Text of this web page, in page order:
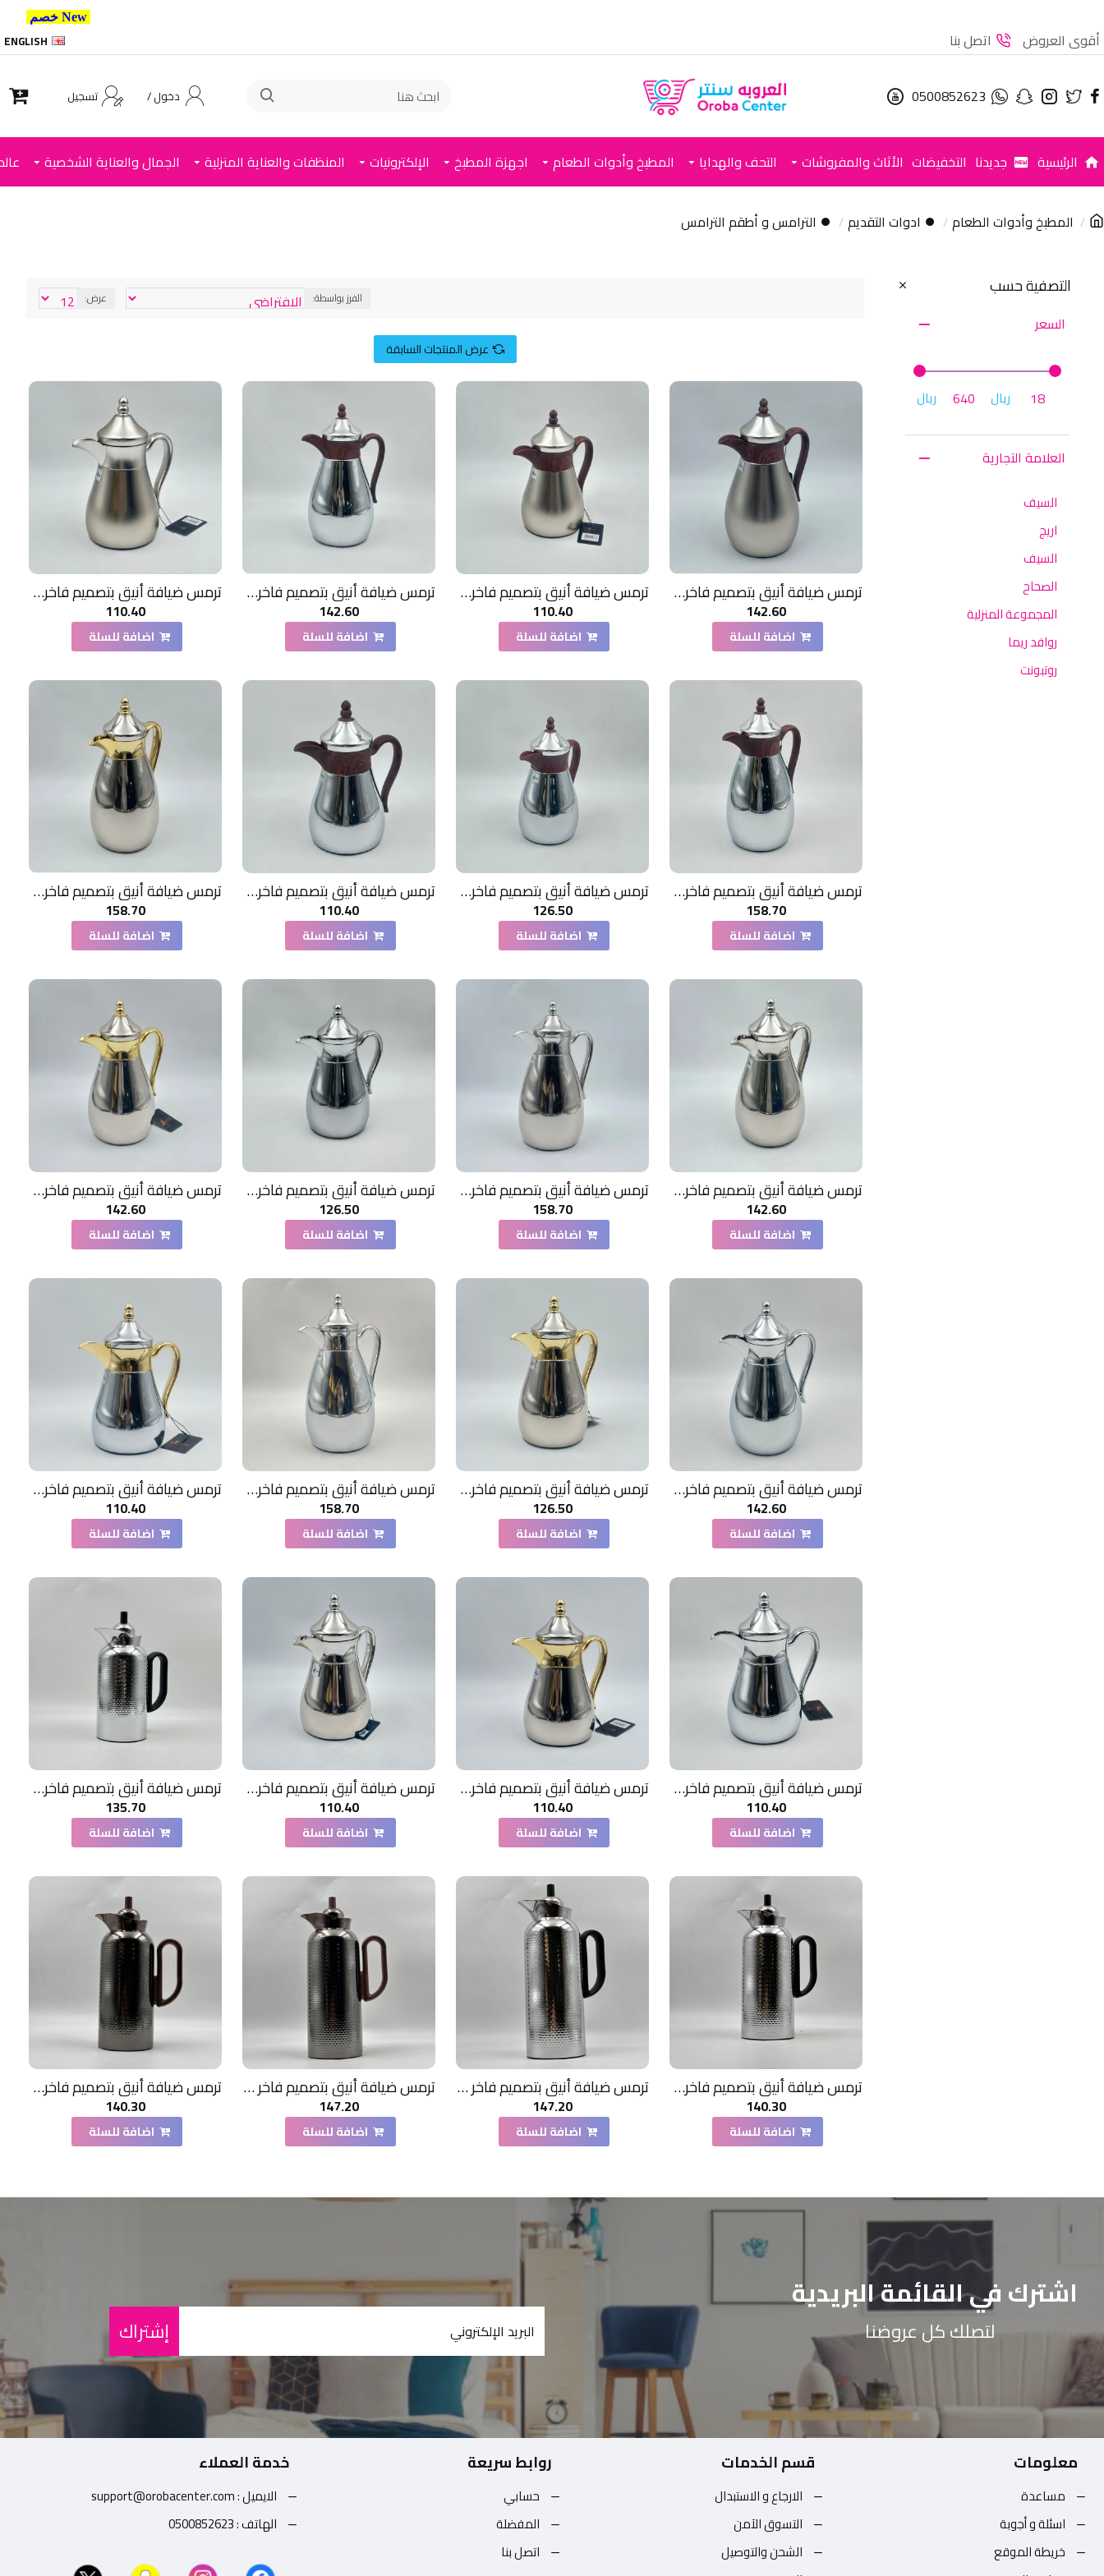
أقوى العروض اتصل بنا ENGLISH
0500852623 دخول / تسجيل
الرئيسية جديدنا التخفيضات الأثاث والمفروشات التحف والهدايا المطبخ وأدوات الطعام اجهزة المطبخ الإلكترونيات المنظفات والعناية المنزلية الجمال والعناية الشخصية
المطبخ وأدوات الطعام ⏺ ادوات التقديم ⏺ الترامس و أطقم الترامس
التصفية حسب
السعر
ريال ريال
العلامة التجارية
السيف
اريج
السيف
الصحاح
المجموعة المنزلية
روافد ريما
روتبونت
الفرز بواسطة: عرض:
عرض المنتجات السابقة
ترمس ضيافة أنيق بتصميم فاخر1 لتر
142.60
اضافة للسلة
ترمس ضيافة أنيق بتصميم فاخر350مل
110.40
اضافة للسلة
ترمس ضيافة أنيق بتصميم فاخر1 لتر
142.60
اضافة للسلة
ترمس ضيافة أنيق بتصميم فاخر350مل
110.40
اضافة للسلة
ترمس ضيافة أنيق بتصميم فاخر1.3 لتر
158.70
اضافة للسلة
ترمس ضيافة أنيق بتصميم فاخر700مل
126.50
اضافة للسلة
ترمس ضيافة أنيق بتصميم فاخر350مل
110.40
اضافة للسلة
ترمس ضيافة أنيق بتصميم فاخر1.3 لتر
158.70
اضافة للسلة
ترمس ضيافة أنيق بتصميم فاخر1 لتر
142.60
اضافة للسلة
ترمس ضيافة أنيق بتصميم فاخر1.3 لتر
158.70
اضافة للسلة
ترمس ضيافة أنيق بتصميم فاخر700مل
126.50
اضافة للسلة
ترمس ضيافة أنيق بتصميم فاخر1 لتر
142.60
اضافة للسلة
ترمس ضيافة أنيق بتصميم فاخر1 لتر
142.60
اضافة للسلة
ترمس ضيافة أنيق بتصميم فاخر700مل
126.50
اضافة للسلة
ترمس ضيافة أنيق بتصميم فاخر1.3 لتر
158.70
اضافة للسلة
ترمس ضيافة أنيق بتصميم فاخر350مل
110.40
اضافة للسلة
ترمس ضيافة أنيق بتصميم فاخر350مل
110.40
اضافة للسلة
ترمس ضيافة أنيق بتصميم فاخر350مل
110.40
اضافة للسلة
ترمس ضيافة أنيق بتصميم فاخر350مل
110.40
اضافة للسلة
ترمس ضيافة أنيق بتصميم فاخر500مل
135.70
اضافة للسلة
ترمس ضيافة أنيق بتصميم فاخر750مل
140.30
اضافة للسلة
ترمس ضيافة أنيق بتصميم فاخر 1لتر
147.20
اضافة للسلة
ترمس ضيافة أنيق بتصميم فاخر 1لتر
147.20
اضافة للسلة
ترمس ضيافة أنيق بتصميم فاخر750مل
140.30
اضافة للسلة
اشترك في القائمة البريدية
لتصلك كل عروضنا إشتراك
معلومات
مساعدة
اسئلة و أجوبة
خريطة الموقع
قسم الخدمات
الارجاع و الاستبدال
التسوق الآمن
الشحن والتوصيل
روابط سريعة
حسابي
المفضلة
اتصل بنا
خدمة العملاء
الايميل : support@orobacenter.com
الهاتف : 0500852623